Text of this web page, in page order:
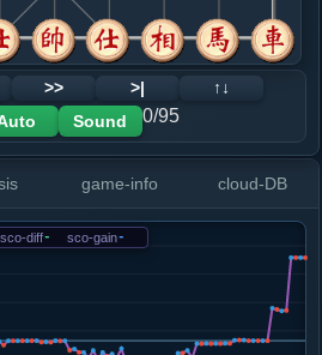
黑+1
炮四进三
黑+1
黑+8
炮四进三
黑+8
黑+27
车一平四
炮七进三
黑+73
>> >|
↑↓
Sound 0/95
game-info cloud-DB
sco-diff- sco-gain-